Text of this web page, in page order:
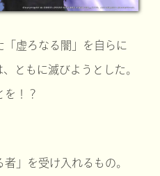
「虚ろなる闇」を自らに
ともに滅びようとした。
を！？
」を受け入れるもの。